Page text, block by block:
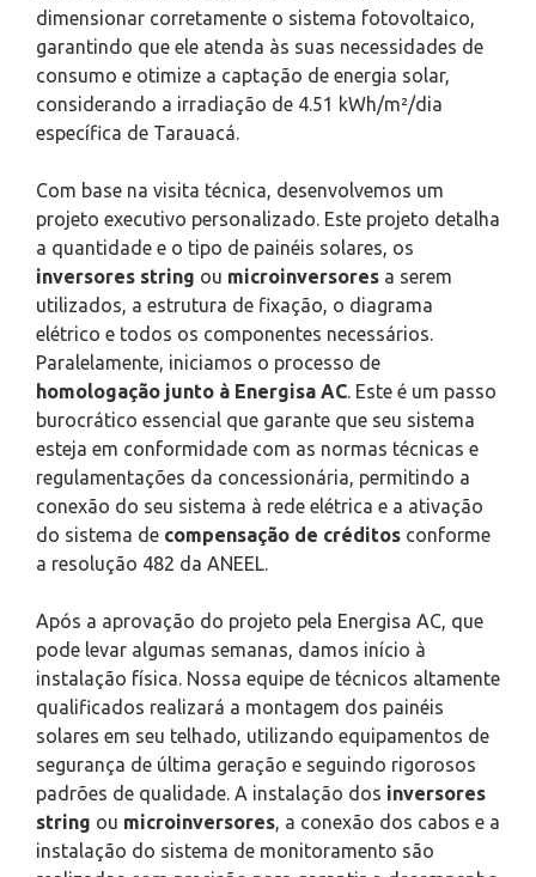
dimensionar corretamente o sistema fotovoltaico,
garantindo que ele atenda às suas necessidades de
consumo e otimize a captação de energia solar,
considerando a irradiação de 4.51 kWh/m²/dia
específica de Tarauacá.
Com base na visita técnica, desenvolvemos um
projeto executivo personalizado. Este projeto detalha
a quantidade e o tipo de painéis solares, os
inversores string ou microinversores a serem
utilizados, a estrutura de fixação, o diagrama
elétrico e todos os componentes necessários.
Paralelamente, iniciamos o processo de
homologação junto à Energisa AC . Este é um passo
burocrático essencial que garante que seu sistema
esteja em conformidade com as normas técnicas e
regulamentações da concessionária, permitindo a
conexão do seu sistema à rede elétrica e a ativação
do sistema de compensação de créditos conforme
a resolução 482 da ANEEL.
Após a aprovação do projeto pela Energisa AC, que
pode levar algumas semanas, damos início à
instalação física. Nossa equipe de técnicos altamente
qualificados realizará a montagem dos painéis
solares em seu telhado, utilizando equipamentos de
segurança de última geração e seguindo rigorosos
padrões de qualidade. A instalação dos inversores
string ou microinversores , a conexão dos cabos e a
instalação do sistema de monitoramento são